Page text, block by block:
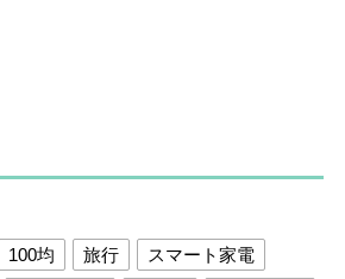
100均 旅行
スマート家電